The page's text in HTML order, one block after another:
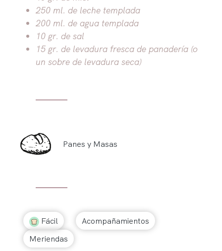
250 ml. de leche templada
200 ml. de agua templada
10 gr. de sal
15 gr. de levadura fresca de panadería (o
un sobre de levadura seca)
Panes y Masas
Fácil
Acompañamientos
Meriendas